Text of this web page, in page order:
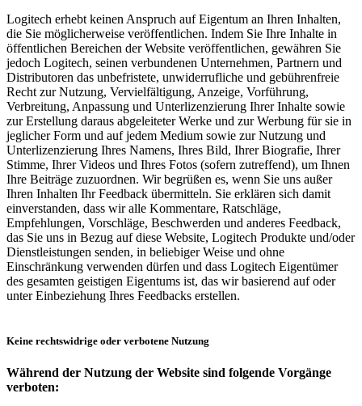
Logitech erhebt keinen Anspruch auf Eigentum an Ihren Inhalten,
die Sie möglicherweise veröffentlichen. Indem Sie Ihre Inhalte in
öffentlichen Bereichen der Website veröffentlichen, gewähren Sie
jedoch Logitech, seinen verbundenen Unternehmen, Partnern und
Distributoren das unbefristete, unwiderrufliche und gebührenfreie
Recht zur Nutzung, Vervielfältigung, Anzeige, Vorführung,
Verbreitung, Anpassung und Unterlizenzierung Ihrer Inhalte sowie
zur Erstellung daraus abgeleiteter Werke und zur Werbung für sie in
jeglicher Form und auf jedem Medium sowie zur Nutzung und
Unterlizenzierung Ihres Namens, Ihres Bild, Ihrer Biografie, Ihrer
Stimme, Ihrer Videos und Ihres Fotos (sofern zutreffend), um Ihnen
Ihre Beiträge zuzuordnen. Wir begrüßen es, wenn Sie uns außer
Ihren Inhalten Ihr Feedback übermitteln. Sie erklären sich damit
einverstanden, dass wir alle Kommentare, Ratschläge,
Empfehlungen, Vorschläge, Beschwerden und anderes Feedback,
das Sie uns in Bezug auf diese Website, Logitech Produkte und/oder
Dienstleistungen senden, in beliebiger Weise und ohne
Einschränkung verwenden dürfen und dass Logitech Eigentümer
des gesamten geistigen Eigentums ist, das wir basierend auf oder
unter Einbeziehung Ihres Feedbacks erstellen.
Keine rechtswidrige oder verbotene Nutzung
Während der Nutzung der Website sind folgende Vorgänge
verboten: